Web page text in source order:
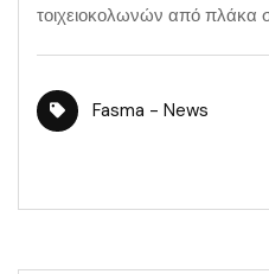
τοιχειοκολωνών από πλάκα
Fasma - News